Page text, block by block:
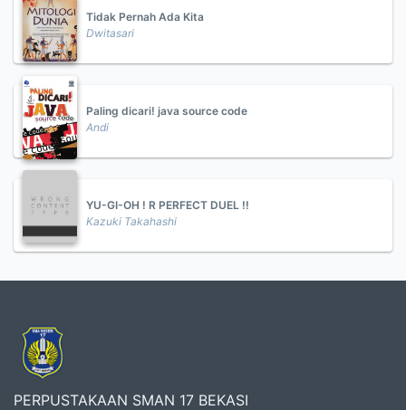
Tidak Pernah Ada Kita
Dwitasari
Paling dicari! java source code
Andi
YU-GI-OH ! R PERFECT DUEL !!
Kazuki Takahashi
PERPUSTAKAAN SMAN 17 BEKASI